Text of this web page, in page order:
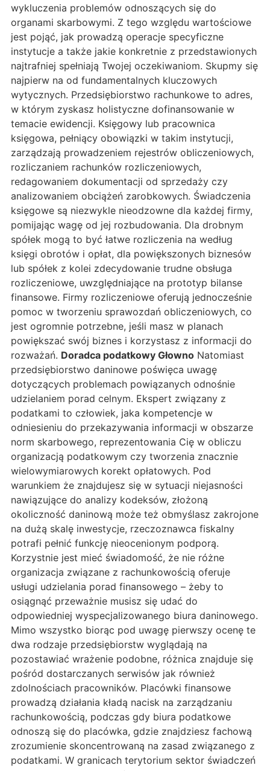
wykluczenia problemów odnoszących się do
organami skarbowymi. Z tego względu wartościowe
jest pojąć, jak prowadzą operacje specyficzne
instytucje a także jakie konkretnie z przedstawionych
najtrafniej spełniają Twojej oczekiwaniom. Skupmy się
najpierw na od fundamentalnych kluczowych
wytycznych. Przedsiębiorstwo rachunkowe to adres,
w którym zyskasz holistyczne dofinansowanie w
temacie ewidencji. Księgowy lub pracownica
księgowa, pełniący obowiązki w takim instytucji,
zarządzają prowadzeniem rejestrów obliczeniowych,
rozliczaniem rachunków rozliczeniowych,
redagowaniem dokumentacji od sprzedaży czy
analizowaniem obciążeń zarobkowych. Świadczenia
księgowe są niezwykle nieodzowne dla każdej firmy,
pomijając wagę od jej rozbudowania. Dla drobnym
spółek mogą to być łatwe rozliczenia na według
księgi obrotów i opłat, dla powiększonych biznesów
lub spółek z kolei zdecydowanie trudne obsługa
rozliczeniowe, uwzględniające na prototyp bilanse
finansowe. Firmy rozliczeniowe oferują jednocześnie
pomoc w tworzeniu sprawozdań obliczeniowych, co
jest ogromnie potrzebne, jeśli masz w planach
powiększać swój biznes i korzystasz z informacji do
rozważań. Doradca podatkowy Głowno Natomiast
przedsiębiorstwo daninowe poświęca uwagę
dotyczących problemach powiązanych odnośnie
udzielaniem porad celnym. Ekspert związany z
podatkami to człowiek, jaka kompetencje w
odniesieniu do przekazywania informacji w obszarze
norm skarbowego, reprezentowania Cię w obliczu
organizacją podatkowym czy tworzenia znacznie
wielowymiarowych korekt opłatowych. Pod
warunkiem że znajdujesz się w sytuacji niejasności
nawiązujące do analizy kodeksów, złożoną
okoliczność daninową może też obmyślasz zakrojone
na dużą skalę inwestycje, rzeczoznawca fiskalny
potrafi pełnić funkcję nieocenionym podporą.
Korzystnie jest mieć świadomość, że nie różne
organizacja związane z rachunkowością oferuje
usługi udzielania porad finansowego – żeby to
osiągnąć przeważnie musisz się udać do
odpowiedniej wyspecjalizowanego biura daninowego.
Mimo wszystko biorąc pod uwagę pierwszy ocenę te
dwa rodzaje przedsiębiorstw wyglądają na
pozostawiać wrażenie podobne, różnica znajduje się
pośród dostarczanych serwisów jak również
zdolnościach pracowników. Placówki finansowe
prowadzą działania kładą nacisk na zarządzaniu
rachunkowością, podczas gdy biura podatkowe
odnoszą się do placówka, gdzie znajdziesz fachową
zrozumienie skoncentrowaną na zasad związanego z
podatkami. W granicach terytorium sektor świadczeń